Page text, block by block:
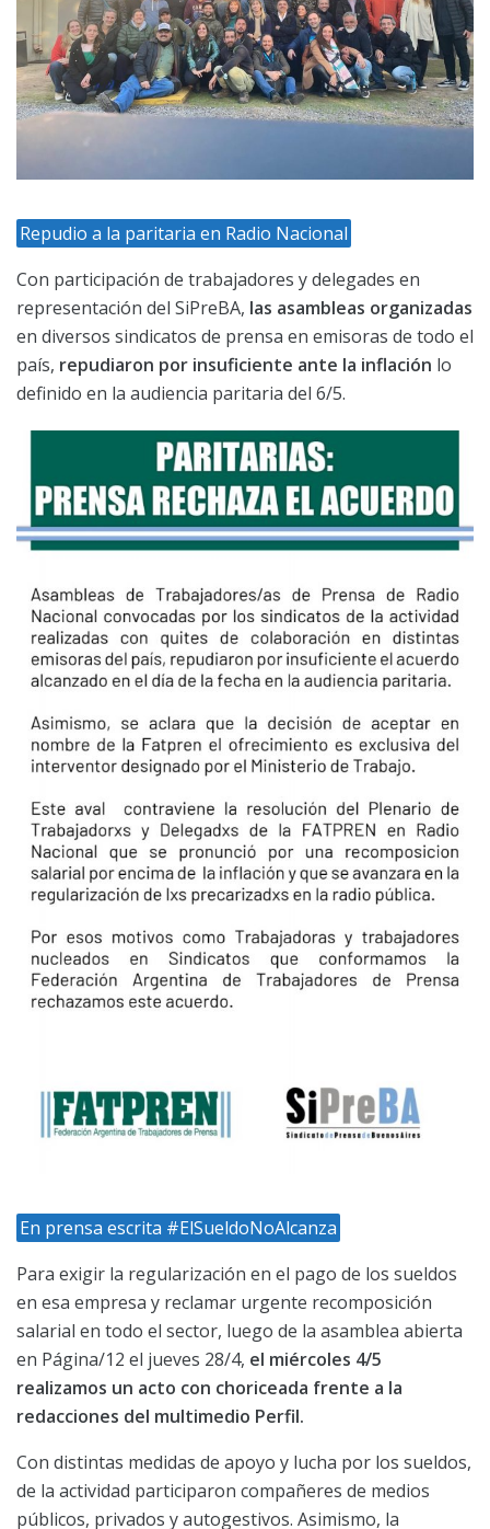
Repudio a la paritaria en Radio Nacional
Con participación de trabajadores y delegades en
representación del SiPreBA, las asambleas organizadas
en diversos sindicatos de prensa en emisoras de todo el
país, repudiaron por insuficiente ante la inflación lo
definido en la audiencia paritaria del 6/5.
En prensa escrita #ElSueldoNoAlcanza
Para exigir la regularización en el pago de los sueldos
en esa empresa y reclamar urgente recomposición
salarial en todo el sector, luego de la asamblea abierta
en Página/12 el jueves 28/4, el miércoles 4/5
realizamos un acto con choriceada frente a la
redacciones del multimedio Perfil.
Con distintas medidas de apoyo y lucha por los sueldos,
de la actividad participaron compañeres de medios
públicos, privados y autogestivos. Asimismo, la